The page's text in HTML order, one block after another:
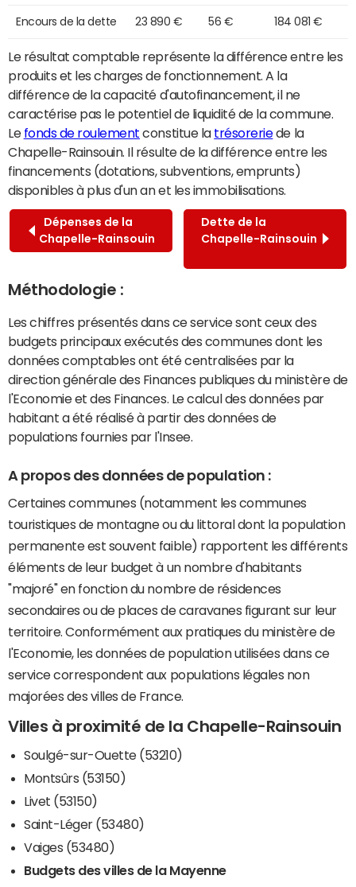
Encours de la dette 23 890 € 56 € 184 081 €
Le résultat comptable représente la différence entre les
produits et les charges de fonctionnement. A la
différence de la capacité d'autofinancement, il ne
caractérise pas le potentiel de liquidité de la commune.
Le fonds de roulement constitue la trésoreriede la
Chapelle-Rainsouin. Il résulte de la différence entre les
financements (dotations, subventions, emprunts)
disponibles à plus d'un an et les immobilisations.
Dépenses de la
Chapelle-Rainsouin
Dette de la
Chapelle-Rainsouin
Méthodologie :
Les chiffres présentés dans ce service sont ceux des
budgets principaux exécutés des communes dont les
données comptables ont été centralisées par la
direction générale des Finances publiques du ministère de
l'Economie et des Finances. Le calcul des données par
habitant a été réalisé à partir des données de
populations fournies par l'Insee.
A propos des données de population :
Certaines communes (notamment les communes
touristiques de montagne ou du littoral dont la population
permanente est souvent faible) rapportent les différents
éléments de leur budget à un nombre d'habitants
"majoré" en fonction du nombre de résidences
secondaires ou de places de caravanes figurant sur leur
territoire. Conformément aux pratiques du ministère de
l'Economie, les données de population utilisées dans ce
service correspondent aux populations légales non
majorées des villes de France.
Villes à proximité de la Chapelle-Rainsouin
Soulgé-sur-Ouette (53210)
Montsûrs (53150)
Livet (53150)
Saint-Léger (53480)
Vaiges (53480)
Budgets des villes de la Mayenne